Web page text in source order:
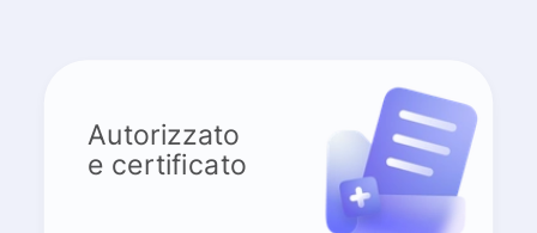
Autorizzato
e certificato